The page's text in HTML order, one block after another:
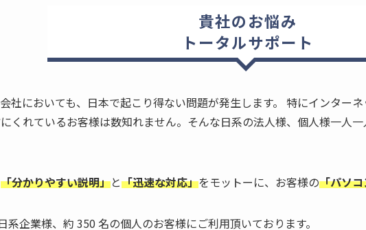
貴社のお悩み
トータルサポート
社においても、日本で起こり得ない問題が発生します。 特にインター
くれているお客様は数知れません。そんな日系の法人様、個人様一人
「分かりやすい説明」と「迅速な対応」をモットーに、お客様の「パソ
企業様、約 350 名の個人のお客様にご利用頂いております。